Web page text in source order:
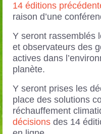
14 éditions
raison d’une
Y seront rassemblés
et observateurs des
actives dans
planète.
Y seront prises les
place des solutions
réchauffement
décisions des 14